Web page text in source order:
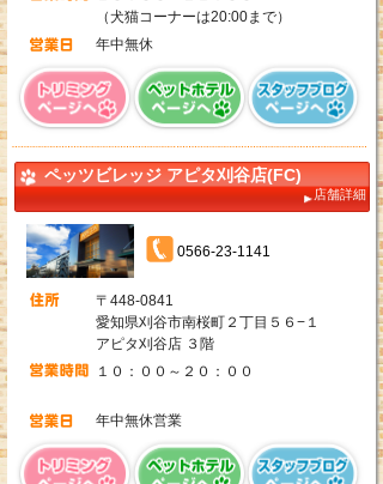
（犬猫コーナーは20:00まで）
年中無休
ペッツビレッジ アピタ刈谷店(FC)
店舗詳細
0566-23-1141
〒448-0841
愛知県刈谷市南桜町２丁目５６−１
アピタ刈谷店 ３階
１０：００～２０：００
年中無休営業